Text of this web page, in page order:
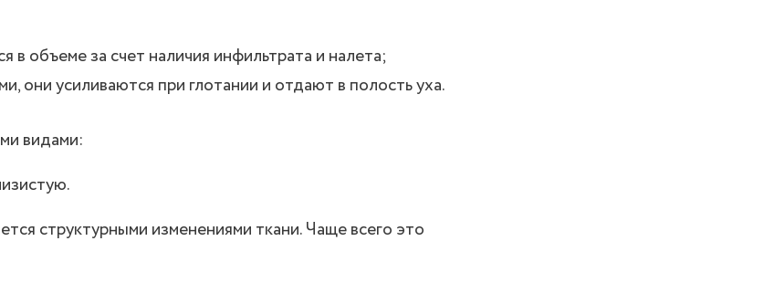
в объеме за счет наличия инфильтрата и налета;
они усиливаются при глотании и отдают в полость уха.
видами:
структурными изменениями ткани. Чаще всего это